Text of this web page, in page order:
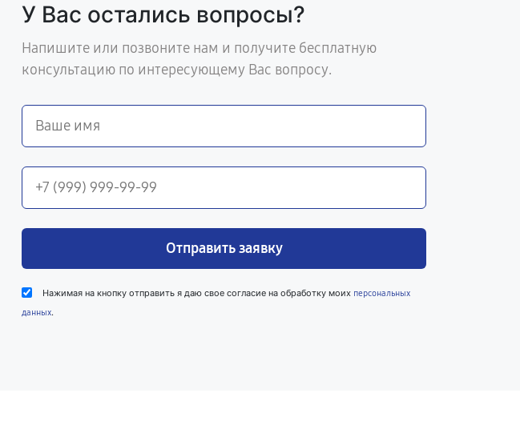
У Вас остались вопросы?
Напишите или позвоните нам и получите бесплатную
консультацию по интересующему Вас вопросу.
Отправить заявку
Нажимая на кнопку отправить я даю свое согласие на обработку моих персональных
данных.